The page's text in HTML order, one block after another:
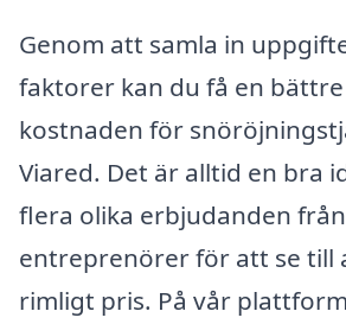
Genom att samla in
faktorer kan du få en
kostnaden för
Viared. Det är alltid en bra
flera olika erbjudanden
entreprenörer för att se till
rimligt pris. På vår plattform